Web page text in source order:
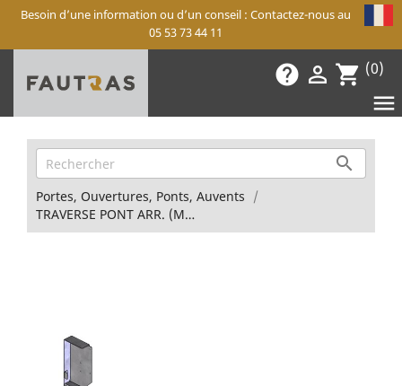
Besoin d’une information ou d’un conseil : Contactez-nous au
05 53 73 44 11
help  shopping_cart (0)


Portes, Ouvertures, Ponts, Auvents
TRAVERSE PONT ARR. (MAXIPODIUM)